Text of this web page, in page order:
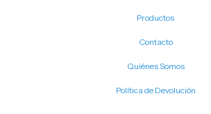
Productos
Contacto
Quiénes Somos
Política de Devolución